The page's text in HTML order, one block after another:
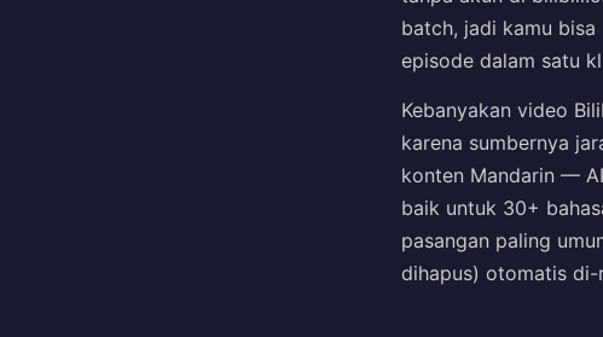
batch, jadi kamu
episode dalam satu
Kebanyakan video
karena sumbernya
konten Mandarin —
baik untuk 30+
pasangan paling
dihapus) otomatis di-